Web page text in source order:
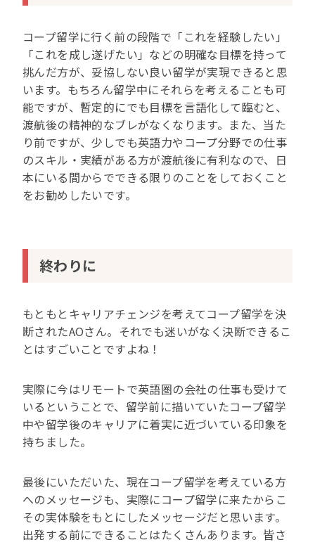
コープ留学に行く前の段階で「これを経験したい」
「これを成し遂げたい」などの明確な目標を持って
挑んだ方が、妥協しない良い留学が実現できると思
います。もちろん留学中にそれらを考えることも可
能ですが、暫定的にでも目標を言語化して臨むと、
渡航後の精神的なブレがなくなります。また、当た
り前ですが、少しでも英語力やコープ分野での仕事
のスキル・実績がある方が渡航後に有利なので、日
本にいる間からでできる限りのことをしておくこと
をお勧めしたいです。
終わりに
もともとキャリアチェンジを考えてコープ留学を決
断されたAOさん。それでも迷いがなく決断できるこ
とはすごいことですよね！
実際に今はリモートで英語圏の会社の仕事も受けて
いるということで、留学前に描いていたコープ留学
中や留学後のキャリアに着実に近づいている印象を
持ちました。
最後にいただいた、現在コープ留学を考えている方
へのメッセージも、実際にコープ留学に来たからこ
その実体験をもとにしたメッセージだと思います。
出発する前にできることはたくさんあります。皆さ